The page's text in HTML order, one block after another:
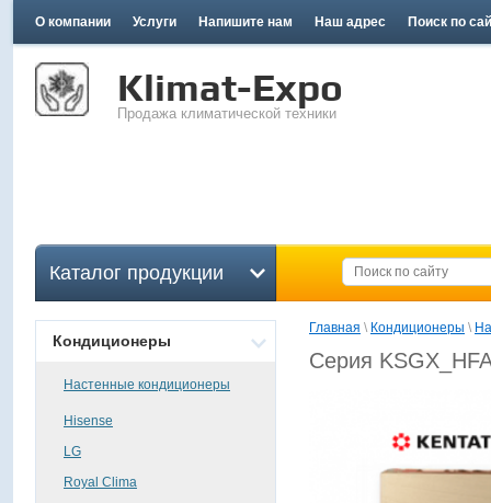
О компании Услуги Напишите нам Наш адрес Поиск по
Klimat-Expo
Продажа климатической техники
Каталог продукции
Кондиционеры
Настенные кондиционеры
Hisense
LG
Royal Clima
Главная \ Кондиционеры \
Серия